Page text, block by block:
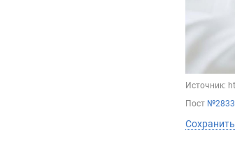
Источник:
Пост
Сохранить